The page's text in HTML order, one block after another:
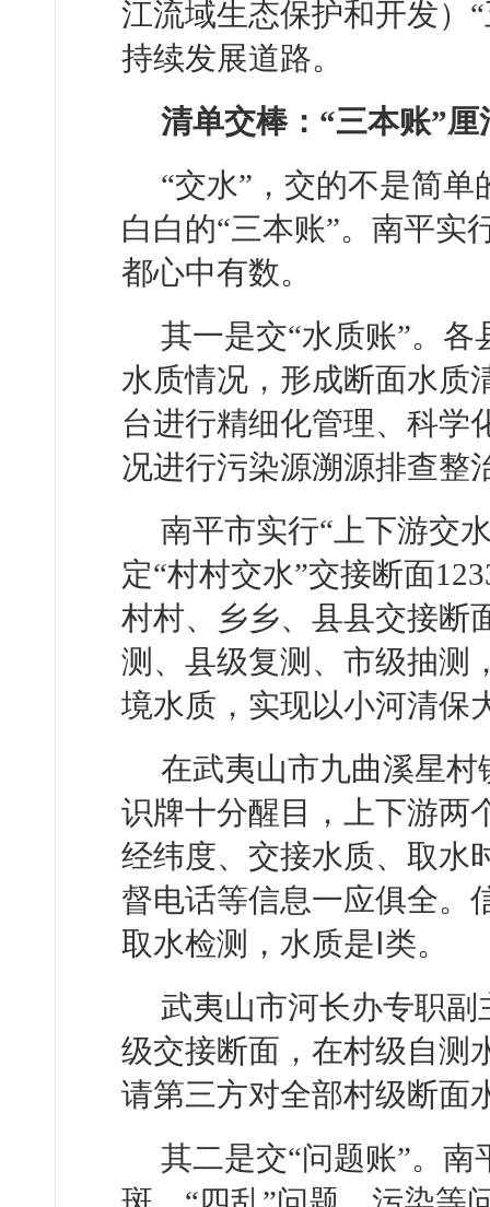
江流域生态保护和开发）
持续发展道路。
清单交棒：“三本账”厘
“交水”，交的不是简
白白的“三本账”。南平实
都心中有数。
其一是交“水质账”。
水质情况，形成断面水质
台进行精细化管理、科学
况进行污染源溯源排查整
南平市实行“上下游交
定“村村交水”交接断面
村村、乡乡、县县交接断
测、县级复测、市级抽测
境水质，实现以小河清保
在武夷山市九曲溪星
识牌十分醒目，上下游两
经纬度、交接水质、取水
督电话等信息一应俱全。
取水检测，水质是Ⅰ类。
武夷山市河长办专职
级交接断面，在村级自测
请第三方对全部村级断面
其二是交“问题账”。